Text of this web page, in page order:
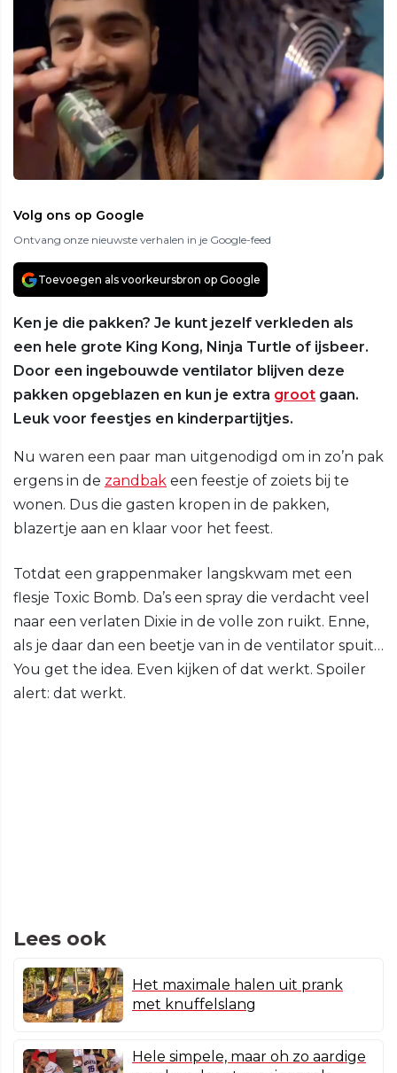
Volg ons op Google
Ontvang onze nieuwste verhalen in je Google-feed
Toevoegen als voorkeursbron op Google
Ken je die pakken? Je kunt jezelf verkleden als
een hele grote King Kong, Ninja Turtle of ijsbeer.
Door een ingebouwde ventilator blijven deze
pakken opgeblazen en kun je extra groot gaan.
Leuk voor feestjes en kinderpartijtjes.
Nu waren een paar man uitgenodigd om in zo’n pak
ergens in de zandbak een feestje of zoiets bij te
wonen. Dus die gasten kropen in de pakken,
blazertje aan en klaar voor het feest.
Totdat een grappenmaker langskwam met een
flesje Toxic Bomb. Da’s een spray die verdacht veel
naar een verlaten Dixie in de volle zon ruikt. Enne,
als je daar dan een beetje van in de ventilator spuit…
You get the idea. Even kijken of dat werkt. Spoiler
alert: dat werkt.
Lees ook
Het maximale halen uit prank
met knuffelslang
Hele simpele, maar oh zo aardige